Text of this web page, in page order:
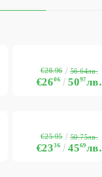
€2606 5097лв.
€28.96 56.64лв.
€2336 4569лв.
€25.95 50.75лв.